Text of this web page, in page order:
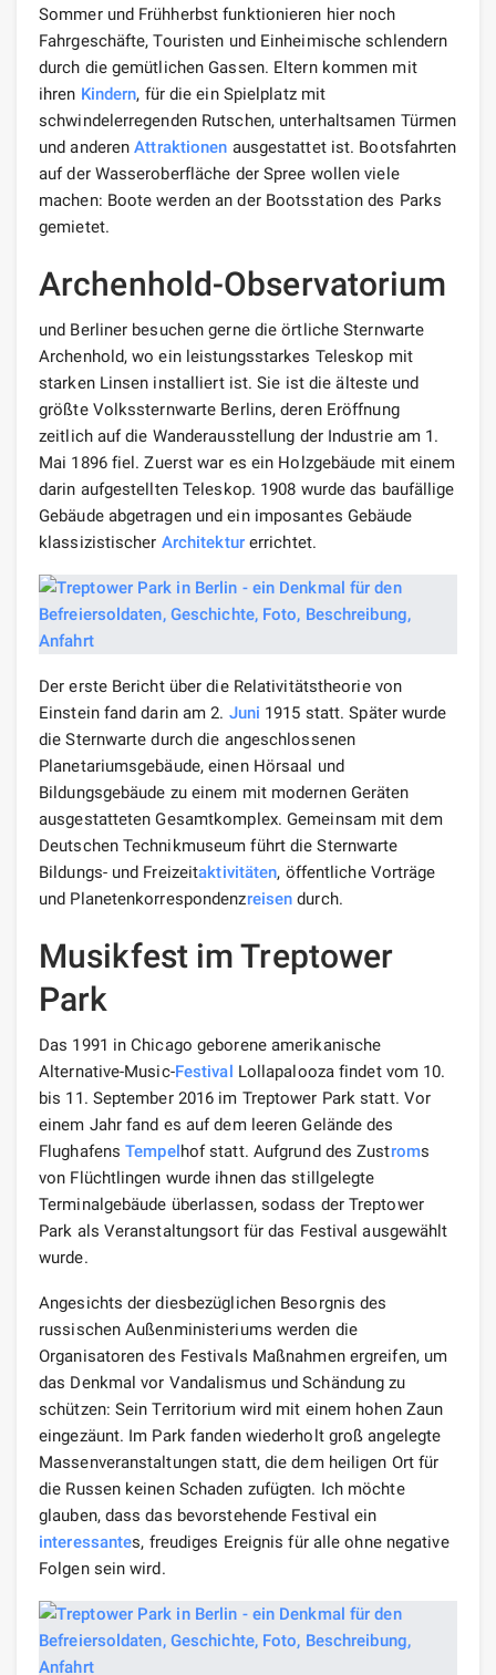
Sommer und Frühherbst funktionieren hier noch
Fahrgeschäfte, Touristen und Einheimische schlendern
durch die gemütlichen Gassen. Eltern kommen mit
ihren Kindern, für die ein Spielplatz mit
schwindelerregenden Rutschen, unterhaltsamen Türmen
und anderenAttraktionen ausgestattet ist. Bootsfahrten
auf der Wasseroberfläche der Spree wollen viele
machen: Boote werden an der Bootsstation des Parks
gemietet.
Archenhold-Observatorium
und Berliner besuchen gerne die örtliche Sternwarte
Archenhold, wo ein leistungsstarkes Teleskop mit
starken Linsen installiert ist. Sie ist die älteste und
größte Volkssternwarte Berlins, deren Eröffnung
zeitlich auf die Wanderausstellung der Industrie am 1.
Mai 1896 fiel. Zuerst war es ein Holzgebäude mit einem
darin aufgestellten Teleskop. 1908 wurde das baufällige
Gebäude abgetragen und ein imposantes Gebäude
klassizistischer Architekturerrichtet.
Der erste Bericht über die Relativitätstheorie von
Einstein fand darin am 2. Juni 1915 statt. Später wurde
die Sternwarte durch die angeschlossenen
Planetariumsgebäude, einen Hörsaal und
Bildungsgebäude zu einem mit modernen Geräten
ausgestatteten Gesamtkomplex. Gemeinsam mit dem
Deutschen Technikmuseum führt die Sternwarte
Bildungs- und Freizeitaktivitäten, öffentliche Vorträge
und Planetenkorrespondenzreisen durch.
Musikfest im Treptower
Park
Das 1991 in Chicago geborene amerikanische
Alternative-Music-Festival Lollapalooza findet vom 10.
bis 11. September 2016 im Treptower Park statt. Vor
einem Jahr fand es auf dem leeren Gelände des
FlughafensTempelhof statt. Aufgrund des Zustroms
von Flüchtlingen wurde ihnen das stillgelegte
Terminalgebäude überlassen, sodass der Treptower
Park als Veranstaltungsort für das Festival ausgewählt
wurde.
Angesichts der diesbezüglichen Besorgnis des
russischen Außenministeriums werden die
Organisatoren des Festivals Maßnahmen ergreifen, um
das Denkmal vor Vandalismus und Schändung zu
schützen: Sein Territorium wird mit einem hohen Zaun
eingezäunt. Im Park fanden wiederholt groß angelegte
Massenveranstaltungen statt, die dem heiligen Ort für
die Russen keinen Schaden zufügten. Ich möchte
glauben, dass das bevorstehende Festival ein
interessantes, freudiges Ereignis für alle ohne negative
Folgen sein wird.